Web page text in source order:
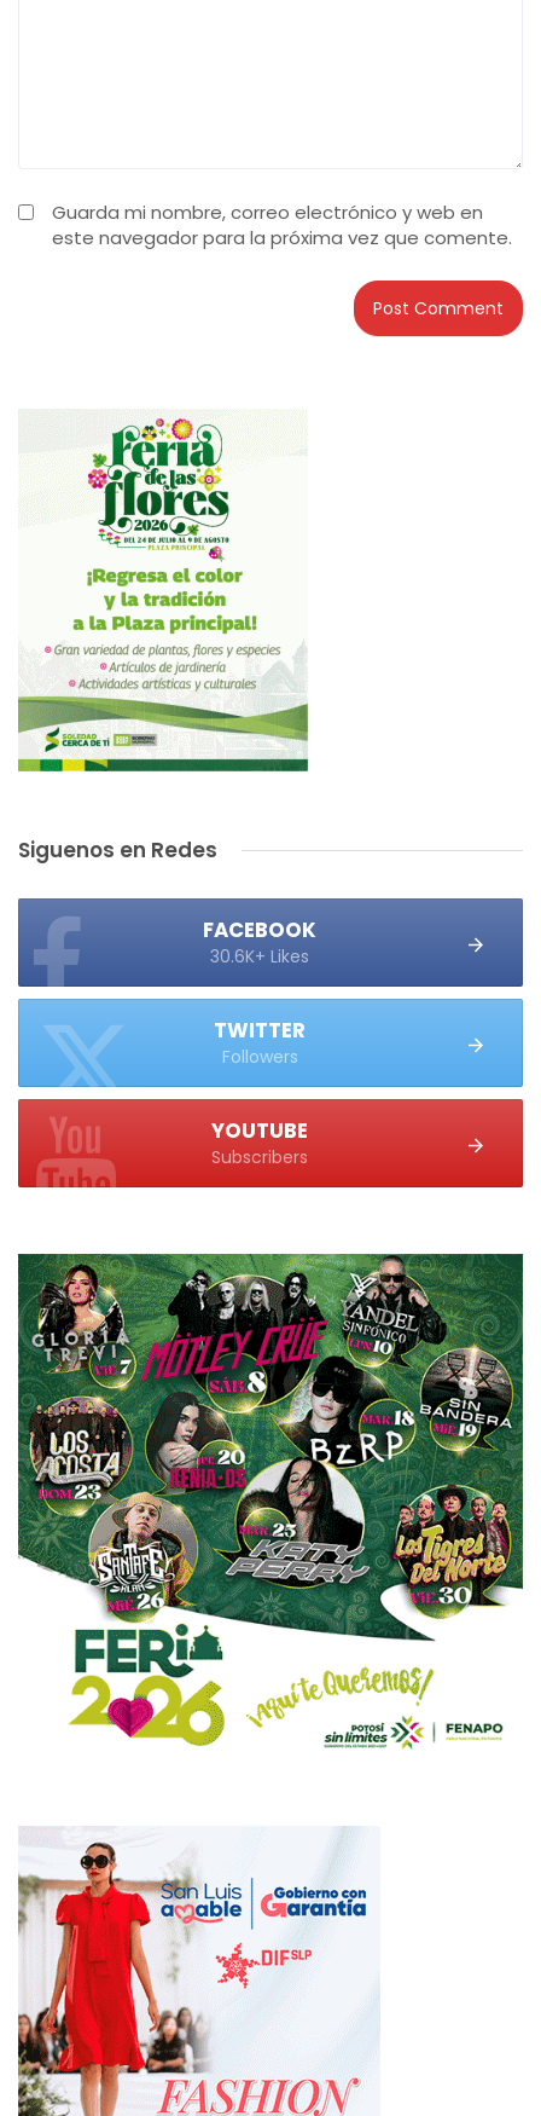
Guarda mi nombre, correo electrónico y web en
este navegador para la próxima vez que comente.
Siguenos en Redes
FACEBOOK
30.6K+ Likes
TWITTER
Followers
YOUTUBE
Subscribers